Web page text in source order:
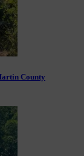
County